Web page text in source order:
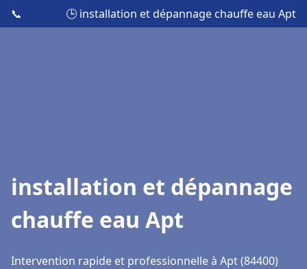
📞 🕒 installation et dépannage chauffe eau Apt
installation et dépannage
chauffe eau Apt
Intervention rapide et professionnelle à Apt (84400)